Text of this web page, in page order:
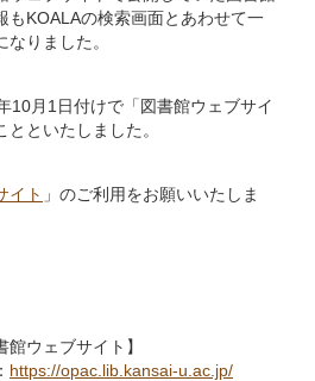
もKOALAの検索画面とあわせて一
りました。
10月1日付けで「図書館ウェブサイ
とといたしました。
イト 」のご利用をお願いいたしま
館ウェブサイト】
https://opac.lib.kansai-u.ac.jp/